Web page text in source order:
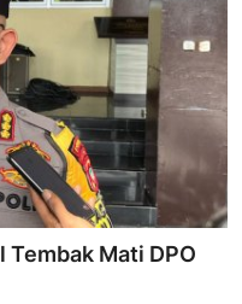
Mati DPO